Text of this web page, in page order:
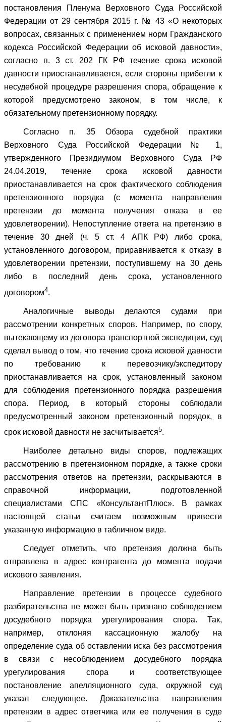
постановления Пленума Верховного Суда Российской
Федерации от 29 сентября 2015 г. № 43 «О некоторых
вопросах, связанных с применением норм Гражданского
кодекса Российской Федерации об исковой давности»,
согласно п. 3 ст. 202 ГК РФ течение срока исковой
давности приостанавливается, если стороны прибегли к
несудебной процедуре разрешения спора, обращение к
которой предусмотрено законом, в том числе, к
обязательному претензионному порядку.
Согласно п. 35 Обзора судебной практики
Верховного Суда Российской Федерации № 1,
утвержденного Президиумом Верховного Суда РФ
24.04.2019, течение срока исковой давности
приостанавливается на срок фактического соблюдения
претензионного порядка (с момента направления
претензии до момента получения отказа в ее
удовлетворении). Непоступление ответа на претензию в
течение 30 дней (ч. 5 ст. 4 АПК РФ) либо срока,
установленного договором, приравнивается к отказу в
удовлетворении претензии, поступившему на 30 день
либо в последний день срока, установленного
договором4.
Аналогичные выводы делаются судами при
рассмотрении конкретных споров. Например, по спору,
вытекающему из договора транспортной экспедиции, суд
сделал вывод о том, что течение срока исковой давности
по требованию к перевозчику/экспедитору
приостанавливается на срок, установленный законом
для соблюдения претензионного порядка разрешения
спора. Период, в который стороны соблюдали
предусмотренный законом претензионный порядок, в
срок исковой давности не засчитывается5.
Наиболее детально виды споров, подлежащих
рассмотрению в претензионном порядке, а также сроки
рассмотрения ответов на претензии, раскрываются в
справочной информации, подготовленной
специалистами СПС «КонсультантПлюс». В рамках
настоящей статьи считаем возможным привести
указанную информацию в табличном виде.
Следует отметить, что претензия должна быть
отправлена в адрес контрагента до момента подачи
искового заявления.
Направление претензии в процессе судебного
разбирательства не может быть признано соблюдением
досудебного порядка урегулирования спора. Так,
например, отклоняя кассационную жалобу на
определение суда об оставлении иска без рассмотрения
в связи с несоблюдением досудебного порядка
урегулирования спора и соответствующее
постановление апелляционного суда, окружной суд
указал следующее. Доказательства направления
претензии в адрес ответчика или ее получения в суде